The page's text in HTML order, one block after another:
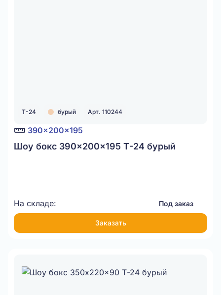
Т-24 бурый Арт. 110244
390x200x195
Шоу бокс 390x200x195 Т-24 бурый
На складе: Под заказ
Заказать